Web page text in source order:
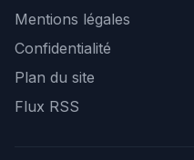
Mentions légales
Confidentialité
Plan du site
Flux RSS